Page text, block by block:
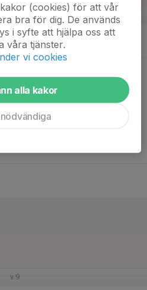
v.8
v.9
(cookies) för att vår
bra för dig. De används
i syfte att hjälpa oss att
våra tjänster.
vi cookies
alla kakor